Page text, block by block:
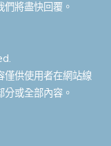
們將盡快回覆。
僅供使用者在網站線
分或全部內容。